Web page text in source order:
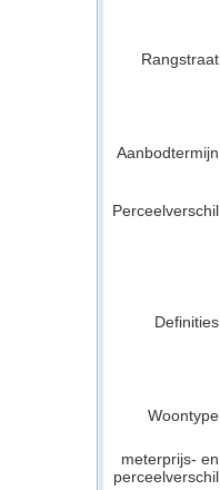
Rangstraat
Aanbodtermijn
Perceelverschil
Definities
Woontype
meterprijs- en
perceelverschil